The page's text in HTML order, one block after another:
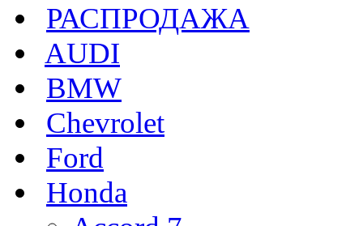
РАСПРОДАЖА
AUDI
BMW
Chevrolet
Ford
Honda